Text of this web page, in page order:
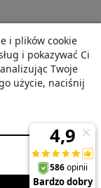
+
i plików cookie
i pokazywać Ci
Twoje
użycie, naciśnij